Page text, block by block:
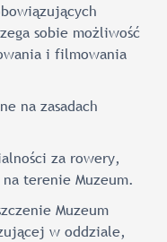
sobie możliwość
i filmowania
na zasadach
za rowery,
terenie Muzeum.
Muzeum
w oddziale,